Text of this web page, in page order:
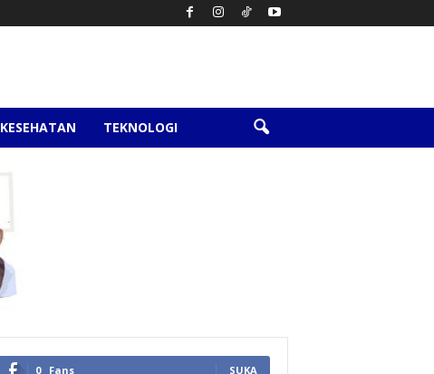
KESEHATAN TEKNOLOGI
0 Fans SUKA